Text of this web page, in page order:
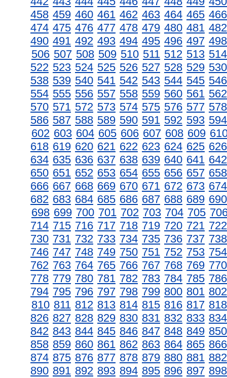
458 459 460 461 462 463 464 465 466
474 475 476 477 478 479 480 481 482
490 491 492 493 494 495 496 497 498
506 507 508 509 510 511 512 513 514
522 523 524 525 526 527 528 529 530
538 539 540 541 542 543 544 545 546
554 555 556 557 558 559 560 561 562
570 571 572 573 574 575 576 577 578
586 587 588 589 590 591 592 593 594
602 603 604 605 606 607 608 609
618 619 620 621 622 623 624 625 626
634 635 636 637 638 639 640 641 642
650 651 652 653 654 655 656 657 658
666 667 668 669 670 671 672 673 674
682 683 684 685 686 687 688 689 690
698 699 700 701 702 703 704 705
714 715 716 717 718 719 720 721 722
730 731 732 733 734 735 736 737 738
746 747 748 749 750 751 752 753 754
762 763 764 765 766 767 768 769 770
778 779 780 781 782 783 784 785 786
794 795 796 797 798 799 800 801 802
810 811 812 813 814 815 816 817 818
826 827 828 829 830 831 832 833 834
842 843 844 845 846 847 848 849 850
858 859 860 861 862 863 864 865 866
874 875 876 877 878 879 880 881 882
890 891 892 893 894 895 896 897 898